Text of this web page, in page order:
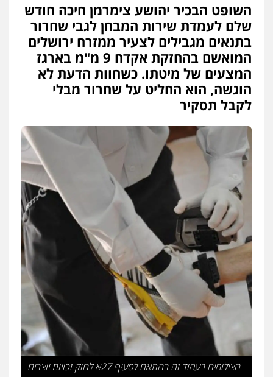
השופט הבכיר יהושע צימרמן חיכה חודש
שלם לעמדת שירות המבחן לגבי שחרור
בתנאים מגבילים לצעיר ממזרח ירושלים
המואשם בהחזקת אקדח 9 מ"מ בארגז
המצעים של מיטתו. כשחוות הדעת לא
הוגשה, הוא החליט על שחרור מבלי
לקבל תסקיר
הצילומים בעמוד זה בהתאם לסעיף 27א לחוק זכויות יוצרים